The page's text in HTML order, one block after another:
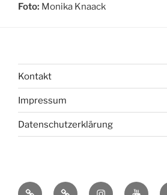
Foto: Monika Knaack
Kontakt
Impressum
Datenschutzerklärung
bsky MastadonInstagramYou